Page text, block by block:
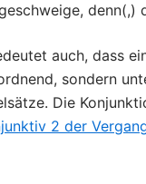
denn(,)
auch, dass
sondern
Die
2 der